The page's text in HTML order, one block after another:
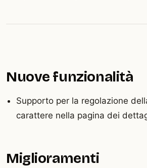
Nuove funzionalità
Supporto per la regolazione
carattere nella pagina dei
Miglioramenti